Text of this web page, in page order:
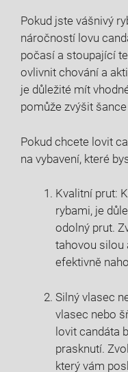
Pokud jste vášnivý
⁣náročností ​lovu
počasí a stoupající⁤
ovlivnit chování a
je důležité⁣ mít​
pomůže zvýšit
Pokud ⁣chcete lovit
na ⁢vybavení, které
Kvalitní‍ prut:
rybami, je
odolný prut.
tahovou​ silou
efektivně
Silný ‌vlasec⁣
vlasec nebo
lovit ‍candáta
prasknutí.
který vám​